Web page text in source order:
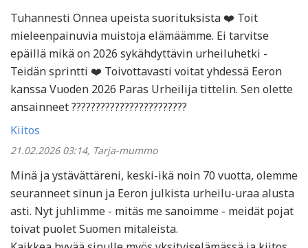
Tuhannesti Onnea upeista suorituksista ❤️ Toit
mieleenpainuvia muistoja elämäämme. Ei tarvitse
epäillä mikä on 2026 sykähdyttävin urheiluhetki -
Teidän sprintti ❤️ Toivottavasti voitat yhdessä Eeron
kanssa Vuoden 2026 Paras Urheilija tittelin. Sen olette
ansainneet ????????????????????????
Kiitos
21.02.2026 03:14, Tarja-mummo
Minä ja ystävättäreni, keski-ikä noin 70 vuotta, olemme
seuranneet sinun ja Eeron julkista urheilu-uraa alusta
asti. Nyt juhlimme - mitäs me sanoimme - meidät pojat
toivat puolet Suomen mitaleista.